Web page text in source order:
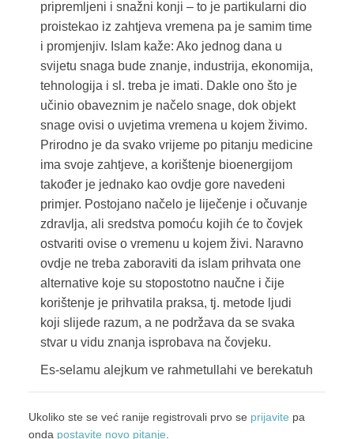
pripremljeni i snažni konji – to je partikularni dio
proistekao iz zahtjeva vremena pa je samim time
i promjenjiv. Islam kaže: Ako jednog dana u
svijetu snaga bude znanje, industrija, ekonomija,
tehnologija i sl. treba je imati. Dakle ono što je
učinio obaveznim je načelo snage, dok objekt
snage ovisi o uvjetima vremena u kojem živimo.
Prirodno je da svako vrijeme po pitanju medicine
ima svoje zahtjeve, a korištenje bioenergijom
također je jednako kao ovdje gore navedeni
primjer. Postojano načelo je liječenje i očuvanje
zdravlja, ali sredstva pomoću kojih će to čovjek
ostvariti ovise o vremenu u kojem živi. Naravno
ovdje ne treba zaboraviti da islam prihvata one
alternative koje su stopostotno naučne i čije
korištenje je prihvatila praksa, tj. metode ljudi
koji slijede razum, a ne podržava da se svaka
stvar u vidu znanja isprobava na čovjeku.
Es-selamu alejkum ve rahmetullahi ve berekatuh
Ukoliko ste se već ranije registrovali prvo se prijavite pa
onda postavite novo pitanje.